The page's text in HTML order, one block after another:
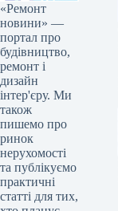
«Ремонт
новини» —
портал про
будівництво,
ремонт і
дизайн
інтер'єру. Ми
також
пишемо про
ринок
нерухомості
та публікуємо
практичні
статті для тих,